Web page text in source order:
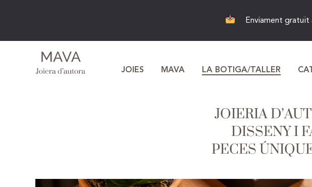
Enviament gratuït
JOIES MAVA LA BOTIGA/TALLER CAT
JOIERIA
DISSENY I
PECES